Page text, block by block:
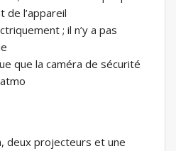
l’appareil
; il n’y a pas
que la caméra de sécurité
deux projecteurs et une